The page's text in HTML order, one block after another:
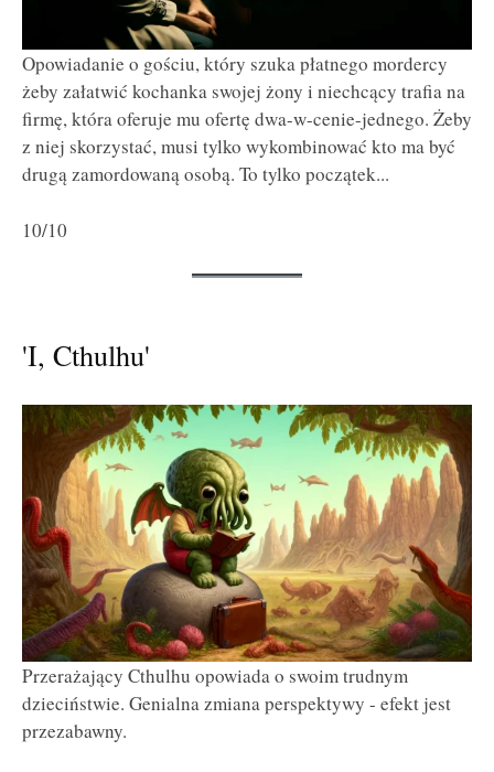
Opowiadanie o gościu, który szuka płatnego mordercy
żeby załatwić kochanka swojej żony i niechcący trafia na
firmę, która oferuje mu ofertę dwa-w-cenie-jednego. Żeby
z niej skorzystać, musi tylko wykombinować kto ma być
drugą zamordowaną osobą. To tylko początek...
10/10
'I, Cthulhu'
Przerażający Cthulhu opowiada o swoim trudnym
dzieciństwie. Genialna zmiana perspektywy - efekt jest
przezabawny.